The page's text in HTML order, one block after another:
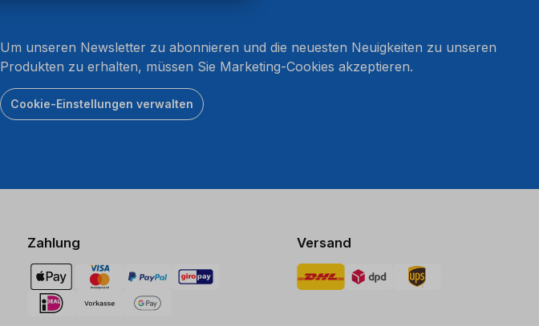
Um unseren Newsletter zu abonnieren und die neuesten Neuigkeiten zu unseren
Produkten zu erhalten, müssen Sie Marketing-Cookies akzeptieren.
Cookie-Einstellungen verwalten
Zahlung Versand